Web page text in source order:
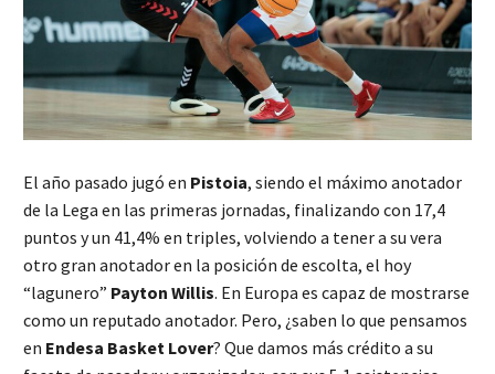
El año pasado jugó en Pistoia, siendo el máximo anotador
de la Lega en las primeras jornadas, finalizando con 17,4
puntos y un 41,4% en triples, volviendo a tener a su vera
otro gran anotador en la posición de escolta, el hoy
“lagunero” Payton Willis. En Europa es capaz de mostrarse
como un reputado anotador. Pero, ¿saben lo que pensamos
en Endesa Basket Lover? Que damos más crédito a su